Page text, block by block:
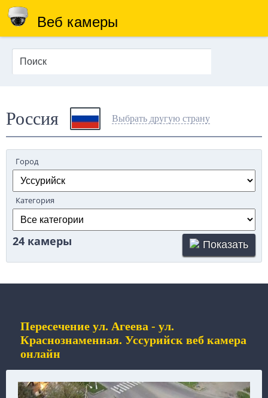
Веб камеры
Россия Выбрать другую страну
Город
Категория
24 камеры Показать
Пересечение ул. Агеева - ул.
Краснознаменная. Уссурийск веб камера
онлайн